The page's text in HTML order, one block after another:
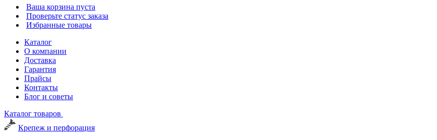
Ваша корзина пуста
Проверьте статус заказа
Избранные товары
Каталог
О компании
Доставка
Гарантия
Прайсы
Контакты
Блог и советы
Каталог товаров
Крепеж и перфорация